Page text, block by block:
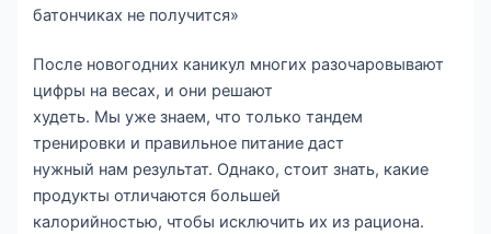
батончиках не получится»
После новогодних каникул многих разочаровывают
цифры на весах, и они решают
худеть. Мы уже знаем, что только тандем
тренировки и правильное питание даст
нужный нам результат. Однако, стоит знать, какие
продукты отличаются большей
калорийностью, чтобы исключить их из рациона.